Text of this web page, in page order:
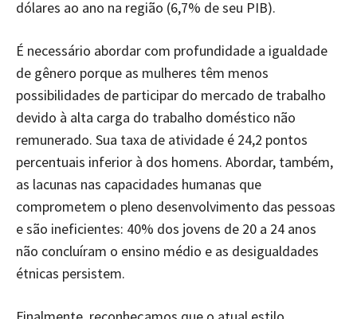
dólares ao ano na região (6,7% de seu PIB).
É necessário abordar com profundidade a igualdade
de gênero porque as mulheres têm menos
possibilidades de participar do mercado de trabalho
devido à alta carga do trabalho doméstico não
remunerado. Sua taxa de atividade é 24,2 pontos
percentuais inferior à dos homens. Abordar, também,
as lacunas nas capacidades humanas que
comprometem o pleno desenvolvimento das pessoas
e são ineficientes: 40% dos jovens de 20 a 24 anos
não concluíram o ensino médio e as desigualdades
étnicas persistem.